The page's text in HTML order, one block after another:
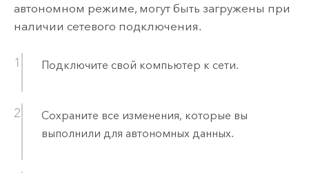
автономном режиме, могут быть загружены при
наличии сетевого подключения.
Подключите свой компьютер к сети.
Сохраните все изменения, которые вы
выполнили для автономных данных.